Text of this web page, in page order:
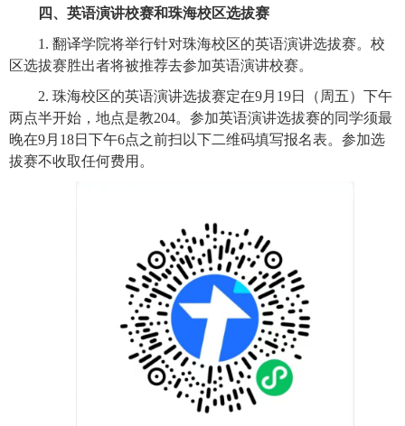
四、英语演讲校赛和珠海校区选拔赛
1. 翻译学院将举行针对珠海校区的英语演讲选拔赛。校
区选拔赛胜出者将被推荐去参加英语演讲校赛。
2. 珠海校区的英语演讲选拔赛定在9月19日（周五）下午
两点半开始，地点是教204。参加英语演讲选拔赛的同学须最
晚在9月18日下午6点之前扫以下二维码填写报名表。参加选
拔赛不收取任何费用。